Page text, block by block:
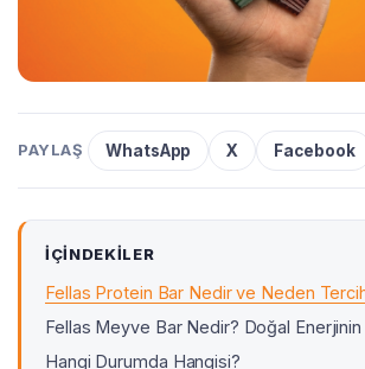
PAYLAŞ WhatsApp X Facebook
İÇINDEKILER
Fellas Protein Bar Nedir ve Neden
Fellas Meyve Bar Nedir? Doğal Enerjinin
Hangi Durumda Hangisi?